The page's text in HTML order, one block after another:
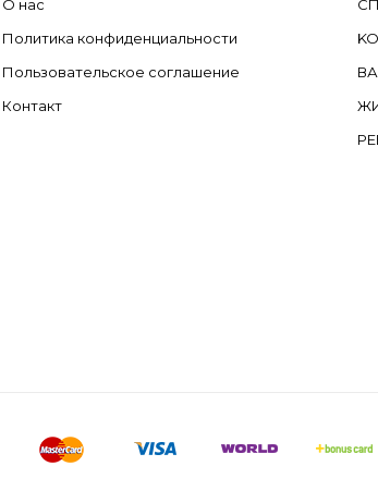
О нас
Политика конфиденциальности
Пользовательское соглашение
Контакт